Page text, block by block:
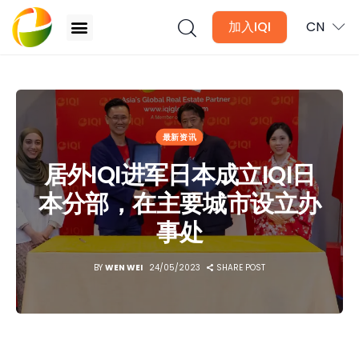
加入IQI CN
文章
月讯
数位媒体
房产入门
最新资讯
居外IQI进军日本成立IQI日
本分部，在主要城市设立办
事处
BY WEN WEI 24/05/2023 SHARE POST